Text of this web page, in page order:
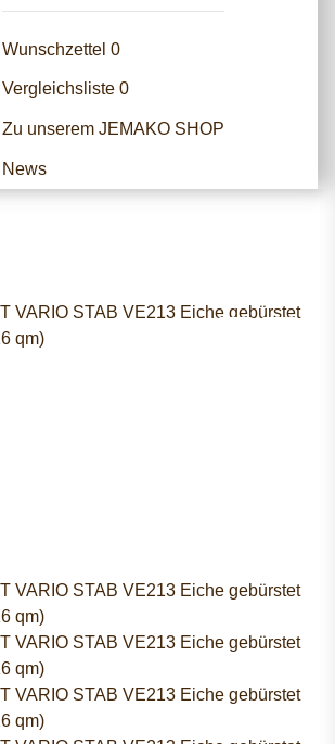
Wunschzettel 0
Vergleichsliste 0
Zu unserem JEMAKO SHOP
News